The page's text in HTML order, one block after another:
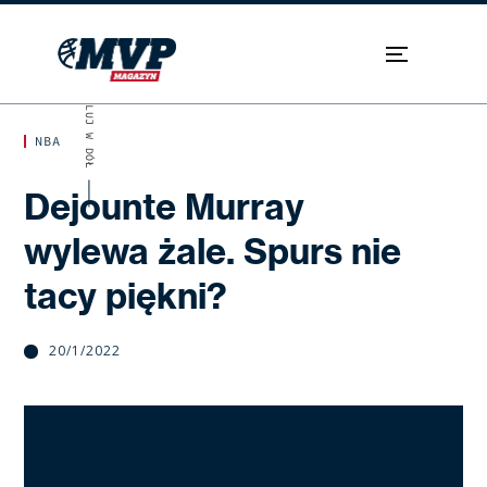
NBA
Dejounte Murray
wylewa żale. Spurs nie
tacy piękni?
20/1/2022
SKROLUJ W DÓŁ